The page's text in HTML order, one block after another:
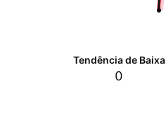
Tendência de Baixa
0